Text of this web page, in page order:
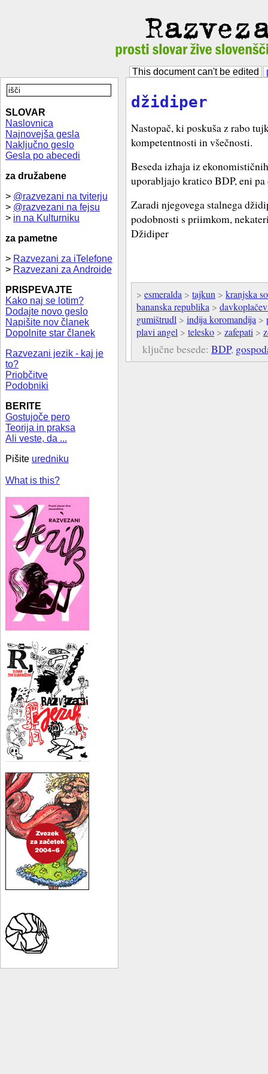
This document can't be edited
SLOVAR
Naslovnica
Najnovejša gesla
Naključno geslo
Gesla po abecedi
za družabene
> @razvezani na tviterju
> @razvezani na fejsu
> in na Kulturniku
za pametne
> Razvezani za iTelefone
> Razvezani za Androide
PRISPEVAJTE
Kako naj se lotim?
Dodajte novo geslo
Napišite nov članek
Dopolnite star članek
Razvezani jezik - kaj je
to?
Priobčitve
Podobniki
BERITE
Gostujoče pero
Teorija in praksa
Ali veste, da ...
Pišite uredniku
What is this?
džidiper
Nastopač, ki poskuša z rabo
kompetentnosti in všečnosti.
Beseda izhaja iz
uporabljajo kratico BDP, eni
Zaradi njegovega stalnega
podobnosti s priimkom,
Džidiper
> esmeralda > tajkun > kranjska
bananska republika >
gumištrudl > indija koromandija >
plavi angel > telesko > zafepati >
ključne besede: BDP,